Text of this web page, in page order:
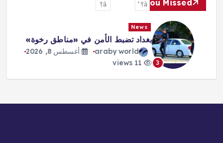
You Missed
3
News
بغداد تضبط الأمن في «مناطق رخوة»
araby world
أغسطس 8, 2026
11 views